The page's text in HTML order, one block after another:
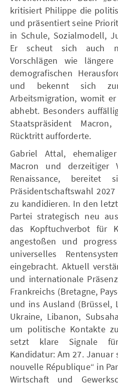
kritisiert Philippe die
und präsentiert seine
in Schule, Sozialmodell,
Er scheut sich auch
Vorschlägen wie
demografischen
und bekennt sich
Arbeitsmigration, womit
abhebt. Besonders
Staatspräsident
Rücktritt aufforderte.
Gabriel Attal,
Macron und derzeitiger
Renaissance,
Präsidentschaftswahl
zu kandidieren. In den
Partei strategisch neu
das Kopftuchverbot für
angestoßen und
universelles
eingebracht. Aktuell
und internationale
Frankreichs (Bretagne,
und ins Ausland (Brüssel,
Ukraine, Libanon,
um politische Kontakte
setzt klare Signale
Kandidatur: Am 27.
nouvelle République“ in
Wirtschaft und